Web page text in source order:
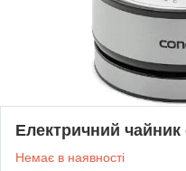
Електричний
Немає в наявності